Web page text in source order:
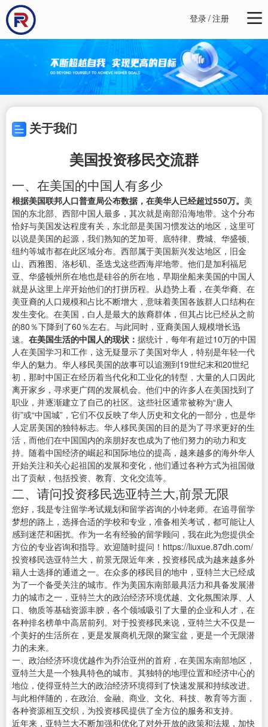
登录/注册
关于我们
美国投资移民交流群
一、在美国的中国人有多少
根据美国联邦人口普查局公布数据，在美华人已经超过550万。 美
国的东北部、西部中国人最多，其次就是南部沿海地带。这个分布
恰好与美国发达程度有关，东北部是美国习惯发达的地区，这里可
以说是美国的起源，我们熟知的芝加哥、底特律、费城、华盛顿、
纽约等城市都在此区域分布。西部属于美国新兴发达地区，旧金
山、西雅图、洛杉矶、圣迭戈这些西海岸地带。他们是加利福尼
亚、华盛顿州所在地也是硅谷的所在地，早期坐船来美国的中国人
就是从这里上岸开始他们的打拼历程。从趋势上看，在美华裔、在
美亚裔的人口规模和占比不断增大，意味着美国各族群人口结构在
发生变化。在美国，白人是最大的族裔群体，但其占比已经从之前
的80％下降到了60％左右。与此同时，亚裔美国人规模增长迅
速。 在美国生活的中国人的现状： 据统计，每年有超过10万的中国
人在美国学习和工作，这无疑显示了美国对华人，特别是年轻一代
华人的魅力。华人移民美国的故事可以追溯到19世纪末和20世纪
初，那时中国正在经历着当代化和工业化的转型，大量的人口因此
离开家乡，寻求更广阔的发展机会。他们中的许多人在美国找到了
职业，并逐渐建立了自己的社区。这些社区通常被称为“唐人
街”或“中国城”，它们不仅反映了华人历史和文化的一部分，也是华
人定居美国的独特标志。华人移民美国的目的是为了寻求更好的生
活，而他们在中国国内的亲朋好友也成为了他们努力的动力和支
持。随着中国经济的崛起和国际地位的提高，越来越多的海外华人
开始关注和关心起祖国的发展和变化，他们通过各种方式为祖国做
出了贡献，包括投资、教育、文化交流等。
二、请问投资移民选亚特兰大,前景无限
您好，我是专注留学考试规划和留学咨询的小钟老师。在追寻留学
梦想的路上，选择合适的学校和专业，准备相关考试，都可能让人
感到迷茫和困扰。作为一名有经验的留学顾问，我在此为您提供全
方位的专业咨询和指导。欢迎随时提问！https://liuxue.87dh.com/
投资移民选亚特兰大，前景无限近年来，投资移民成为越来越多外
籍人士选择的通道之一。在众多的移民目的地中，亚特兰大已经成
为了一个备受关注的城市。作为美国东南部最具活力和具备发展潜
力的城市之一，亚特兰大的政治经济环境优越、文化氛围浓厚、人
口、物质等基础资源丰腴，各个领域吸引了大量的企业和人才，在
各种排名榜单中高居前列。对于投资移民来说，亚特兰大不仅是一
个美好的生活所在，更是发展商机无限的聚宝盆，更是一个无限潜
力的未来。
一、政治经济环境优越作为乔治亚州的首府，在美国东南部地区，
亚特兰大是一个独具特色的城市。其独特的地理位置和经济中心的
地位，使得亚特兰大的政治经济环境得到了快速发展和持续改进。
与此相伴随的，在政治、金融、商业、文化、科技、教育等方面，
各种资源相互交织，为投资移民提供了全方位的服务和支持。
近年来，亚特兰大不断加强和优化了对外开放的政策和法规，加快